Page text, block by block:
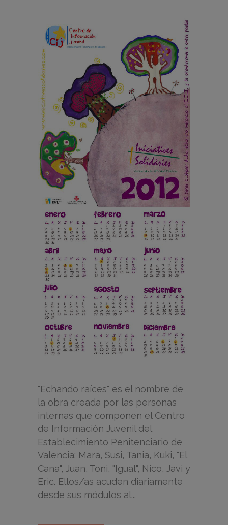
"Echando raíces" es el nombre de
la obra creada por las personas
internas que componen el Centro
de Información Juvenil del
Establecimiento Penitenciario de
Valencia: Mara, Susi, Tania, Kuki, "El
Cana", Juan, Toni, "Igual", Nico, Javi y
Eric. Ellos/as acuden diariamente
desde sus módulos al...